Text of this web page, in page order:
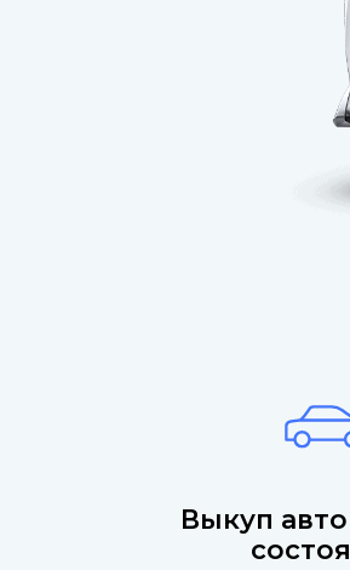
Выкуп